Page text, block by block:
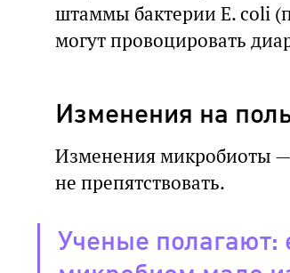
штаммы бактерии E. coli
могут провоцировать
Изменения на
Изменения микробиоты
не препятствовать.
Ученые полагают: